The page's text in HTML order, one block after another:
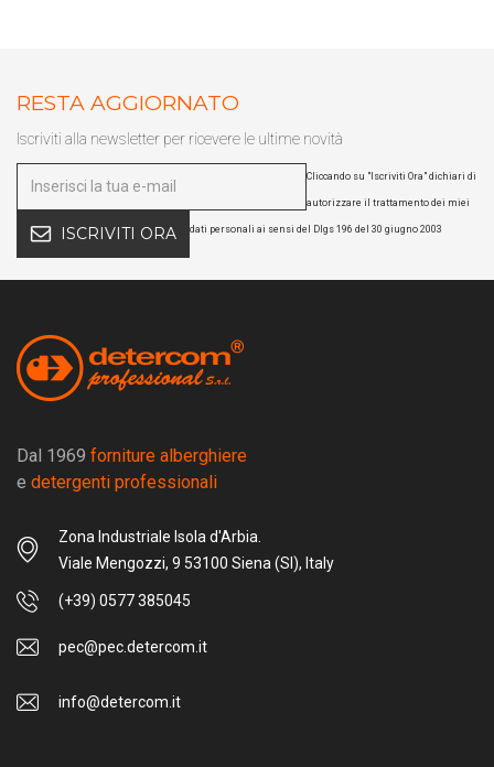
Forniture per hotel, ristoranti e
Scarica il catalogo cleaning
Soluzioni per la pulizia
RESTA AGGIORNATO
Iscriviti alla newsletter per ricevere le ultime novità
ISCRIVITI ORA
Cliccando su "Iscriviti Ora" dichiari di
autorizzare il trattamento dei miei
dati personali ai sensi del Dlgs 196 del 30 giugno 2003
Dal 1969 forniture alberghiere
e detergenti professionali
Zona Industriale Isola d'Arbia.
Viale Mengozzi, 9 53100 Siena (SI), Italy
(+39) 0577 385045
pec@pec.detercom.it
info@detercom.it